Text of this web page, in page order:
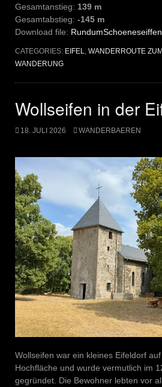
Gesamtanstieg: 139 m
Gesamtabstieg: -145 m
Download file:
CATEGORIES: EIFEL, WANDERROUTE
WANDERUNG
Wollseifen in der
18. JULI 2026 WANDERBAEREN
Wollseifen war ein kleines Eifeldorf
Hochfläche und wurde vermutlich im
gegründet. Die Bewohner lebten vor